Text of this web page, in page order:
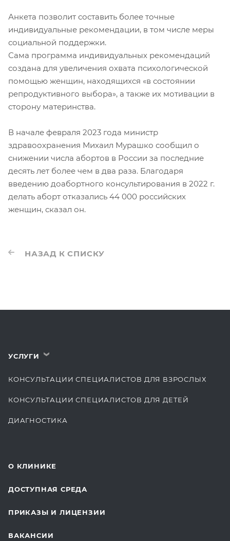
Анкета позволит составить более точные
индивидуальные рекомендации, в том числе меры
социальной поддержки.
Сама программа индивидуальных рекомендаций
создана для увеличения охвата психологической
помощью женщин, находящихся «в состоянии
репродуктивного выбора», а также их мотивации в
сторону материнства.
В начале февраля 2023 года министр
здравоохранения Михаил Мурашко сообщил о
снижении числа абортов в России за последние
десять лет более чем в два раза. Благодаря
введению доабортного консультирования в 2022 г.
делать аборт отказались 44 000 российских
женщин, сказал он.
НАЗАД К СПИСКУ
УСЛУГИ ›
КОНСУЛЬТАЦИИ СПЕЦИАЛИСТОВ ДЛЯ ВЗРОСЛЫХ
КОНСУЛЬТАЦИИ СПЕЦИАЛИСТОВ ДЛЯ ДЕТЕЙ
ДИАГНОСТИКА
О КЛИНИКЕ
ДОСТУПНАЯ СРЕДА
ПРИКАЗЫ И ЛИЦЕНЗИИ
ВАКАНСИИ